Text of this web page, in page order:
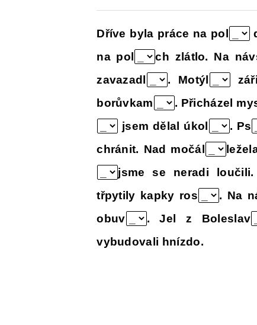
Dříve byla práce na pol
na pol
ch zlátlo. Na
zavazadl
. Motýl
borůvkam
. Přicházel
jsem dělal úkol
. Ps
chránit. Nad močál
jsme se neradi
třpytily kapky ros
. Na
obuv
. Jel z Boleslav
vybudovali hnízdo.